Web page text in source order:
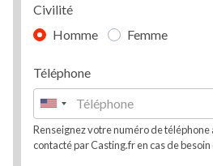
Civilité
Homme
Femme
Téléphone
Renseignez votre numéro de
contacté par Casting.fr en cas de